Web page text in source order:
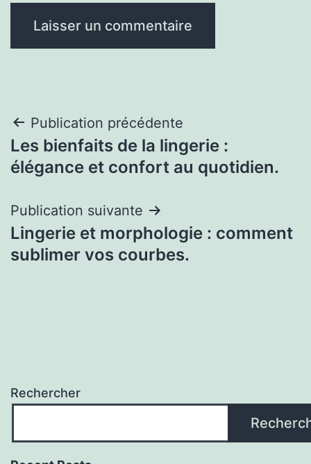
Navigation
de
Publication précédente
Les bienfaits de la lingerie :
élégance et confort au quotidien.
Publication suivante
Lingerie et morphologie : comment
sublimer vos courbes.
Rechercher